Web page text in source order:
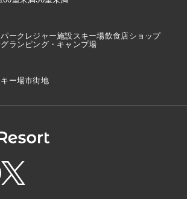
ーク レジャー施設スキー場飲食店ショップ
グランピング・キャンプ場
ー場市街地